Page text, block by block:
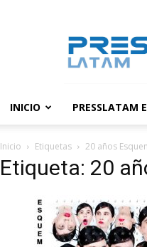
noticias
INICIO PRESSLATAM
Inicio Etiquetas 20 años
Etiqueta: 20